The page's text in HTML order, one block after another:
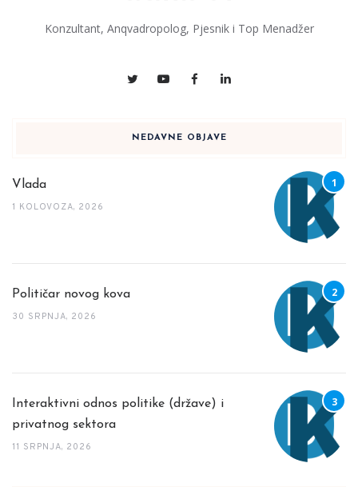
Konzultant, Anqvadropolog, Pjesnik i Top Menadžer
NEDAVNE OBJAVE
Vlada
1 KOLOVOZA, 2026
Političar novog kova
30 SRPNJA, 2026
Interaktivni odnos politike (države) i
privatnog sektora
11 SRPNJA, 2026